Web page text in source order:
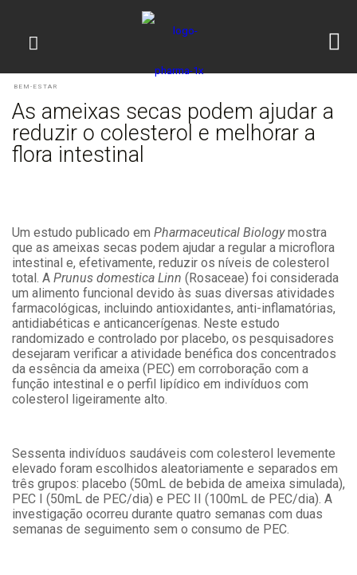
BEM-ESTAR
As ameixas secas podem ajudar a
reduzir o colesterol e melhorar a
flora intestinal
Um estudo publicado em Pharmaceutical Biologymostra
que as ameixas secas podem ajudar a regular a microflora
intestinal e, efetivamente, reduzir os níveis de colesterol
total. A Prunus domestica Linn (Rosaceae) foi considerada
um alimento funcional devido às suas diversas atividades
farmacológicas, incluindo antioxidantes, anti-inflamatórias,
antidiabéticas e anticancerígenas. Neste estudo
randomizado e controlado por placebo, os pesquisadores
desejaram verificar a atividade benéfica dos concentrados
da essência da ameixa (PEC) em corroboração com a
função intestinal e o perfil lipídico em indivíduos com
colesterol ligeiramente alto.
Sessenta indivíduos saudáveis ​​com colesterol levemente
elevado foram escolhidos aleatoriamente e separados em
três grupos: placebo (50mL de bebida de ameixa simulada),
PEC I (50mL de PEC/dia) e PEC II (100mL de PEC/dia). A
investigação ocorreu durante quatro semanas com duas
semanas de seguimento sem o consumo de PEC.